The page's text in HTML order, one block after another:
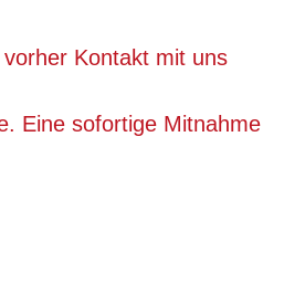
Kontakt mit uns
Eine sofortige Mitnahme